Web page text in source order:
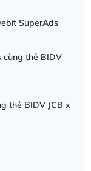
SuperAds
cùng thẻ BIDV
thẻ BIDV JCB x